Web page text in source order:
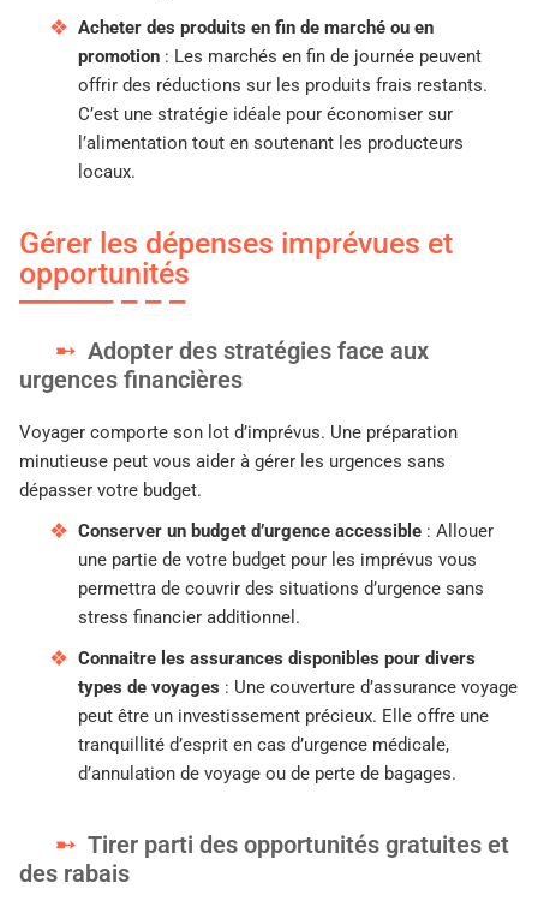
Acheter des produits en fin de marché ou en
promotion : Les marchés en fin de journée peuvent
offrir des réductions sur les produits frais restants.
C’est une stratégie idéale pour économiser sur
l’alimentation tout en soutenant les producteurs
locaux.
Gérer les dépenses imprévues et
opportunités
Adopter des stratégies face aux
urgences financières
Voyager comporte son lot d’imprévus. Une préparation
minutieuse peut vous aider à gérer les urgences sans
dépasser votre budget.
Conserver un budget d’urgence accessible : Allouer
une partie de votre budget pour les imprévus vous
permettra de couvrir des situations d’urgence sans
stress financier additionnel.
Connaitre les assurances disponibles pour divers
types de voyages : Une couverture d’assurance voyage
peut être un investissement précieux. Elle offre une
tranquillité d’esprit en cas d’urgence médicale,
d’annulation de voyage ou de perte de bagages.
Tirer parti des opportunités gratuites et
des rabais